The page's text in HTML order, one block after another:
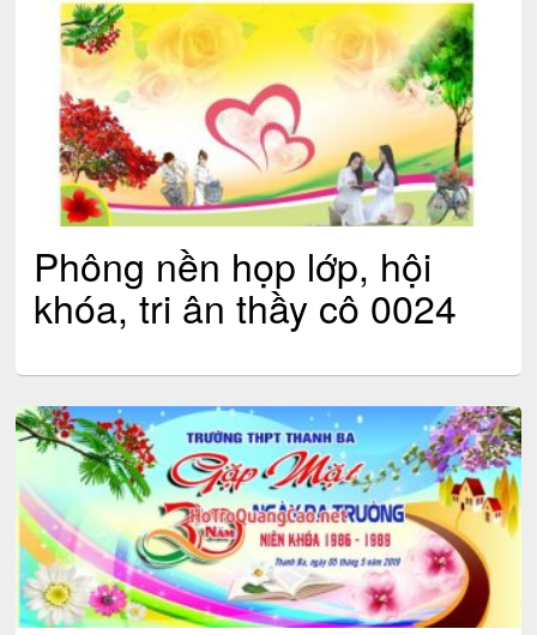
Phông nền họp lớp, hội
khóa, tri ân thầy cô 0024